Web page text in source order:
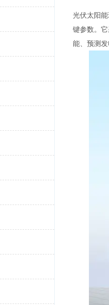
光伏太阳
键参数。
能、预测